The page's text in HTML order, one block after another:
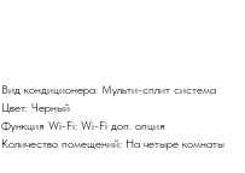
Вид кондиционера: Мульти-сплит система
Цвет: Черный
Функция Wi-Fi: Wi-Fi доп. опция
Количество помещений: На четыре комнаты